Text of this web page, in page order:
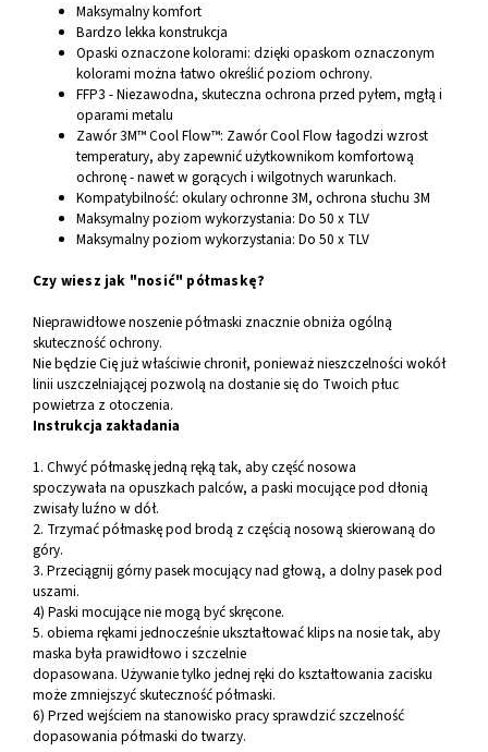
Maksymalny komfort
Bardzo lekka konstrukcja
Opaski oznaczone kolorami: dzięki opaskom oznaczonym
kolorami można łatwo określić poziom ochrony.
FFP3 - Niezawodna, skuteczna ochrona przed pyłem, mgłą i
oparami metalu
Zawór 3M™ Cool Flow™: Zawór Cool Flow łagodzi wzrost
temperatury, aby zapewnić użytkownikom komfortową
ochronę - nawet w gorących i wilgotnych warunkach.
Kompatybilność: okulary ochronne 3M, ochrona słuchu 3M
Maksymalny poziom wykorzystania: Do 50 x TLV
Maksymalny poziom wykorzystania: Do 50 x TLV
Czy wiesz jak "nosić" półmaskę?
Nieprawidłowe noszenie półmaski znacznie obniża ogólną
skuteczność ochrony.
Nie będzie Cię już właściwie chronił, ponieważ nieszczelności wokół
linii uszczelniającej pozwolą na dostanie się do Twoich płuc
powietrza z otoczenia.
Instrukcja zakładania
1. Chwyć półmaskę jedną ręką tak, aby część nosowa
spoczywała na opuszkach palców, a paski mocujące pod dłonią
zwisały luźno w dół.
2. Trzymać półmaskę pod brodą z częścią nosową skierowaną do
góry.
3. Przeciągnij górny pasek mocujący nad głową, a dolny pasek pod
uszami.
4) Paski mocujące nie mogą być skręcone.
5. obiema rękami jednocześnie ukształtować klips na nosie tak, aby
maska była prawidłowo i szczelnie
dopasowana. Używanie tylko jednej ręki do kształtowania zacisku
może zmniejszyć skuteczność półmaski.
6) Przed wejściem na stanowisko pracy sprawdzić szczelność
dopasowania półmaski do twarzy.